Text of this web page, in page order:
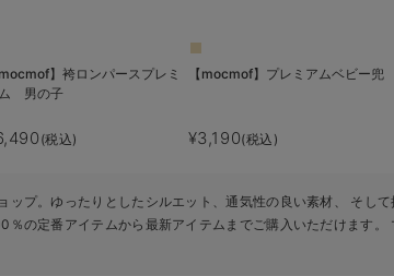
mocmof】袴ロンパースプレミ
男の子
(税込)
【mocmof】プレミアムベビー兜
¥3,190(税込)
プ。ゆったりとしたシルエット、通気性の良い素材、 そして
の定番アイテムから最新アイテムまでご購入いただけます。